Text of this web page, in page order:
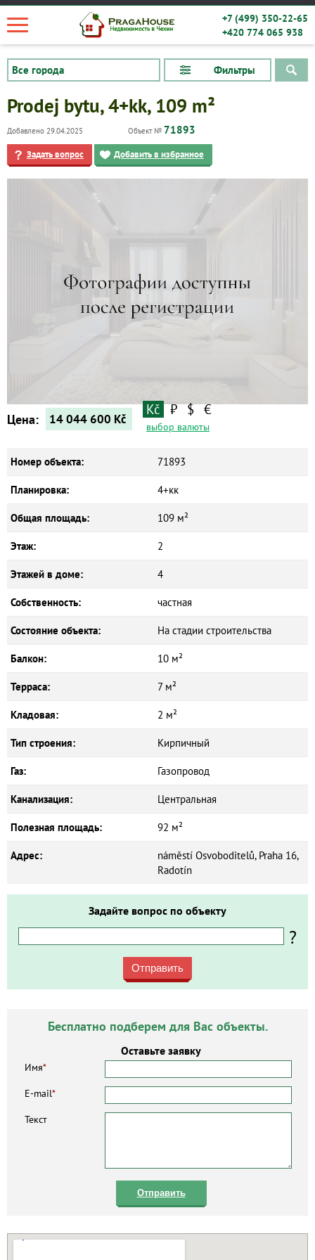
+7 (499) 350-22-65
+420 774 065 938
Фильтры
Prodej bytu, 4+kk, 109 m²
Добавлено 29.04.2025 Объект № 71893
Задать вопрос Добавить в избранное
Цена: 14 044 600 Kč
Kč ₽ $ €
выбор валюты
Номер объекта: 71893
Планировка: 4+кк
Общая площадь: 109 м²
Этаж: 2
Этажей в доме: 4
Собственность: частная
Состояние объекта: На стадии строительства
Балкон: 10 м²
Терраса: 7 м²
Кладовая: 2 м²
Тип строения: Кирпичный
Газ: Газопровод
Канализация: Центральная
Полезная площадь: 92 м²
Адрес:
náměstí Osvoboditelů, Praha 16,
Radotín
Задайте вопрос по объекту
?
Отправить
Бесплатно подберем для Вас объекты.
Оставьте заявку
Имя*
E-mail*
Текст
Отправить